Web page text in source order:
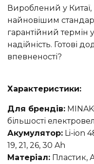
Вироблений у Китаї,
найновішим
гарантійний термін
надійність. Готові
впевненості?
Характеристики:
Для брендів:
більшості
Акумулятор: Li-ion
19, 21, 26, 30 Ah
Матеріал: Пластик,